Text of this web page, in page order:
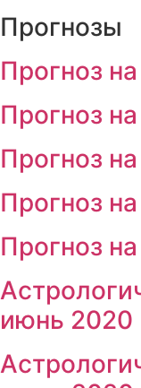
Прогнозы
Прогноз
Прогноз
Прогноз
Прогноз
Прогноз
июнь 2020